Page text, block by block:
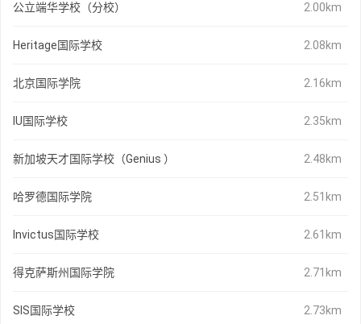
公立端华学校（分校） 2.00km
Heritage国际学校 2.08km
北京国际学院 2.16km
IU国际学校 2.35km
新加坡天才国际学校（Genius ） 2.48km
哈罗德国际学院 2.51km
Invictus国际学校 2.61km
得克萨斯州国际学院 2.71km
SIS国际学校 2.73km